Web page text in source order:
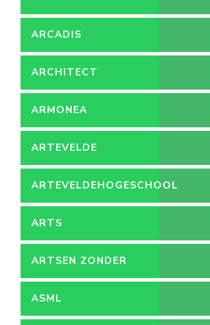
ARCADIS
ARCHITECT
ARMONEA
ARTEVELDE
ARTEVELDEHOGESCHOOL
ARTS
ARTSEN ZONDER
GRENZEN
ASML